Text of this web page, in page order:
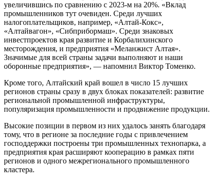
увеличившись по сравнению с 2023-м на 20%. «Вклад
промышленников тут очевиден. Среди лучших
налогоплательщиков, например, «Алтай-Кокс»,
«Алтайвагон», «Сибприбормаш». Среди знаковых
инвестпроектов края развитие и Корбалихинского
месторождения, и предприятия «Меланжист Алтая».
Значимые для всей страны задачи выполняют и наши
оборонные предприятия», — напомнил Виктор Томенко.
Кроме того, Алтайский край вошел в число 15 лучших
регионов страны сразу в двух блоках показателей: развитие
региональной промышленной инфраструктуры,
популяризация промышленности и продвижение продукции.
Высокие позиции в первом из них удалось занять благодаря
тому, что в регионе за последние годы с привлечением
господдержки построены три промышленных технопарка, а
предприятия края расширяют кооперацию в рамках пяти
регионов и одного межрегионального промышленного
кластера.